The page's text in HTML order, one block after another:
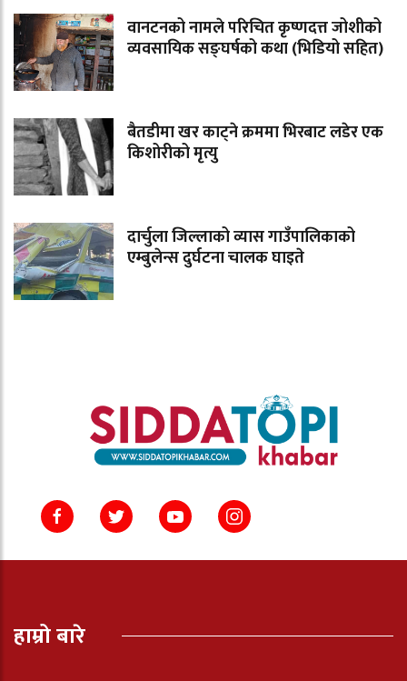
वानटनको नामले परिचित कृष्णदत्त जोशीको
व्यवसायिक सङ्घर्षको कथा (भिडियो सहित)
बैतडीमा खर काट्ने क्रममा भिरबाट लडेर एक
किशोरीको मृत्यु
दार्चुला जिल्लाको व्यास गाउँपालिकाको
एम्बुलेन्स दुर्घटना चालक घाइते
हाम्रो बारे